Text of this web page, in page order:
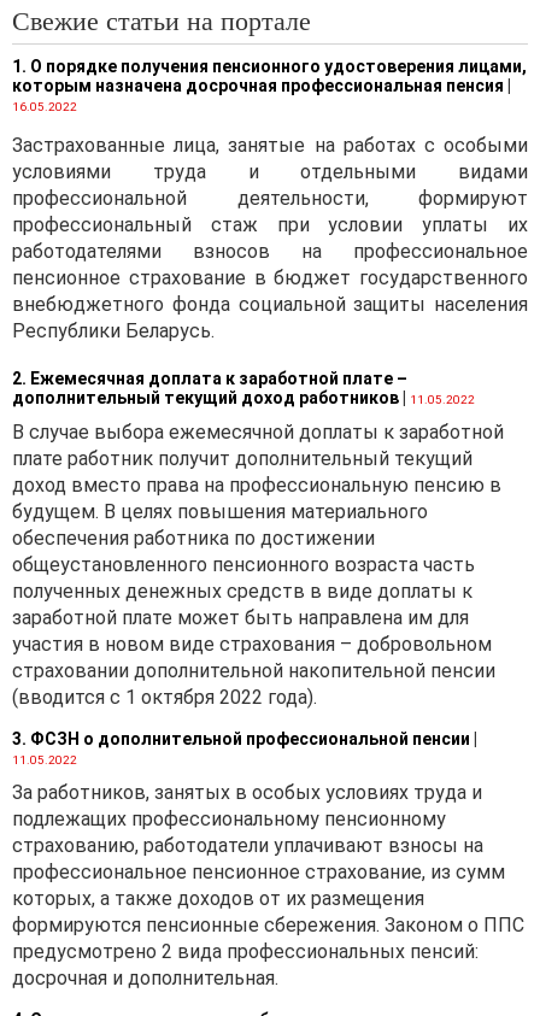
Свежие статьи на портале
1. О порядке получения пенсионного удостоверения лицами,
которым назначена досрочная профессиональная пенсия
16.05.2022
Застрахованные лица, занятые на работах с особыми
условиями труда и отдельными видами
профессиональной деятельности, формируют
профессиональный стаж при условии уплаты их
работодателями взносов на профессиональное
пенсионное страхование в бюджет государственного
внебюджетного фонда социальной защиты населения
Республики Беларусь.
2. Ежемесячная доплата к заработной плате –
дополнительный текущий доход работников
11.05.2022
В случае выбора ежемесячной доплаты к заработной
плате работник получит дополнительный текущий
доход вместо права на профессиональную пенсию в
будущем. В целях повышения материального
обеспечения работника по достижении
общеустановленного пенсионного возраста часть
полученных денежных средств в виде доплаты к
заработной плате может быть направлена им для
участия в новом виде страхования – добровольном
страховании дополнительной накопительной пенсии
(вводится с 1 октября 2022 года).
3. ФСЗН о дополнительной профессиональной пенсии
11.05.2022
За работников, занятых в особых условиях труда и
подлежащих профессиональному пенсионному
страхованию, работодатели уплачивают взносы на
профессиональное пенсионное страхование, из сумм
которых, а также доходов от их размещения
формируются пенсионные сбережения. Законом о ППС
предусмотрено 2 вида профессиональных пенсий:
досрочная и дополнительная.